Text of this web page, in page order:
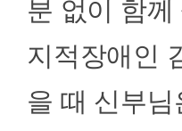
분 없이 함
지적장애인
을 때 신부